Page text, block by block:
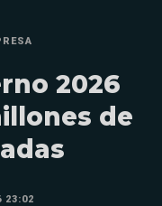
2026
de
23:02